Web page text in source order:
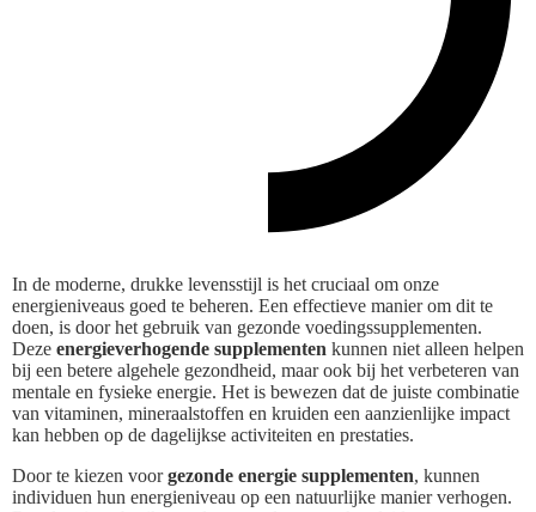
In de moderne, drukke levensstijl is het cruciaal om onze
energieniveaus goed te beheren. Een effectieve manier om dit te
doen, is door het gebruik van gezonde voedingssupplementen.
Deze energieverhogende supplementen kunnen niet alleen helpen
bij een betere algehele gezondheid, maar ook bij het verbeteren van
mentale en fysieke energie. Het is bewezen dat de juiste combinatie
van vitaminen, mineraalstoffen en kruiden een aanzienlijke impact
kan hebben op de dagelijkse activiteiten en prestaties.
Door te kiezen voorgezonde energie supplementen, kunnen
individuen hun energieniveau op een natuurlijke manier verhogen.